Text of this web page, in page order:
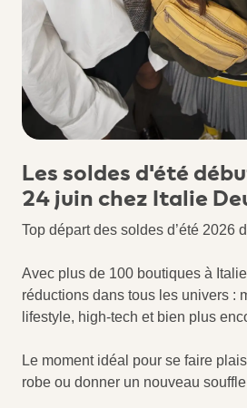
Les soldes d'été
24 juin chez Italie
Top départ des soldes d’été 2026
Avec plus de 100 boutiques à
réductions dans tous les univers :
lifestyle, high-tech et bien plus
Le moment idéal pour se faire
robe ou donner un nouveau